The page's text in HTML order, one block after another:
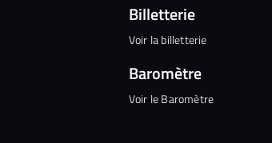
Billetterie
Voir la billetterie
Baromètre
Voir le Baromètre